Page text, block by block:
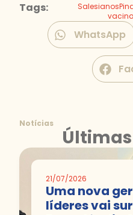
Tags:
WhatsApp
Notícias
21/07/2026
Uma nova
líderes vai